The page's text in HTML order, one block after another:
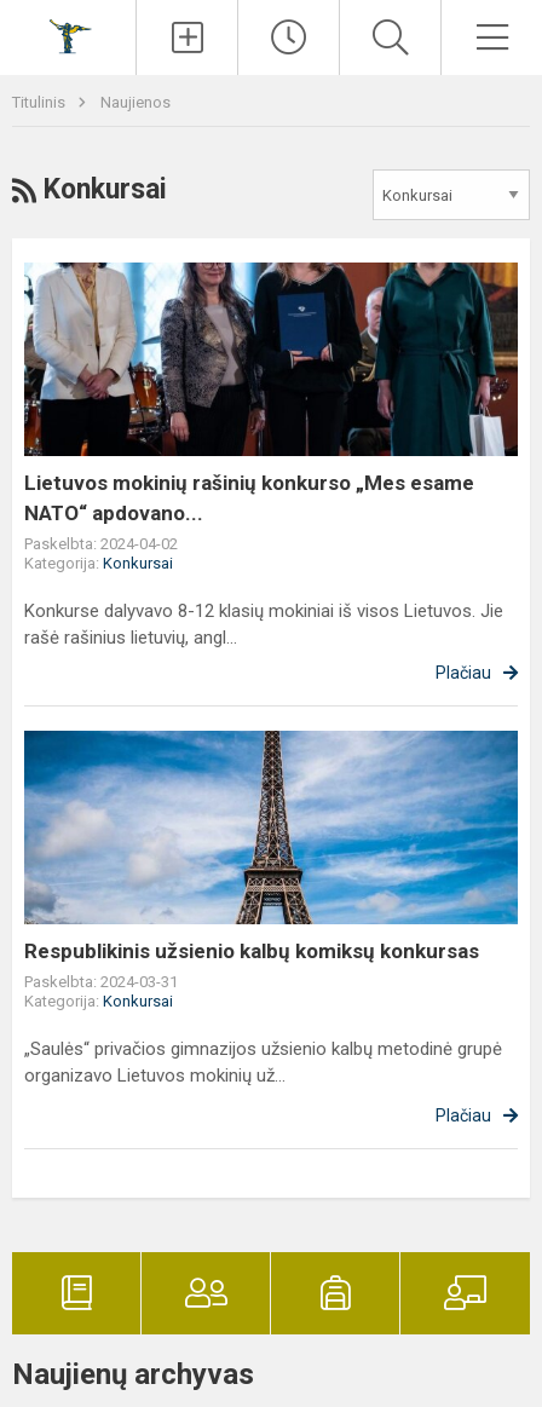
Titulinis Naujienos
RSS
Konkursai
Lietuvos
mokinių
rašinių
konkurso
„Mes
esame
NATO“
apdovano...
Lietuvos mokinių rašinių konkurso „Mes esame
NATO“ apdovano...
Paskelbta: 2024-04-02
Kategorija: Konkursai
Konkurse dalyvavo 8-12 klasių mokiniai iš visos Lietuvos. Jie
rašė rašinius lietuvių, angl...
Plačiau
Respublikinis
užsienio
kalbų
komiksų
konkursas
Respublikinis užsienio kalbų komiksų konkursas
Paskelbta: 2024-03-31
Kategorija: Konkursai
„Saulės“ privačios gimnazijos užsienio kalbų metodinė grupė
organizavo Lietuvos mokinių už...
Plačiau
Naujienų archyvas